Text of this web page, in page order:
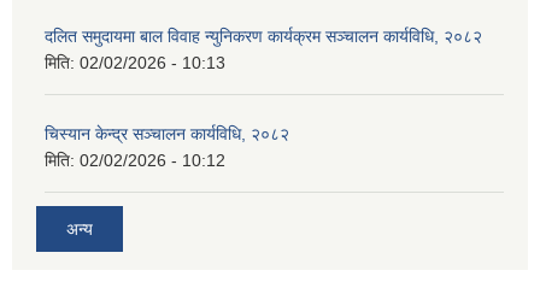
दलित समुदायमा बाल विवाह न्युनिकरण कार्यक्रम सञ्‍चालन कार्यविधि, २०८२
मिति: 02/02/2026 - 10:13
चिस्यान केन्द्र सञ्‍चालन कार्यविधि, २०८२
मिति: 02/02/2026 - 10:12
अन्य